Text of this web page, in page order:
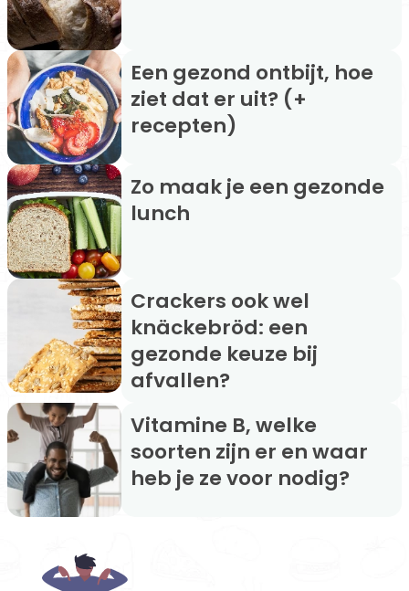
Een gezond ontbijt, hoe
ziet dat er uit? (+
recepten)
Zo maak je een gezonde
lunch
Crackers ook wel
knäckebröd: een
gezonde keuze bij
afvallen?
Vitamine B, welke
soorten zijn er en waar
heb je ze voor nodig?